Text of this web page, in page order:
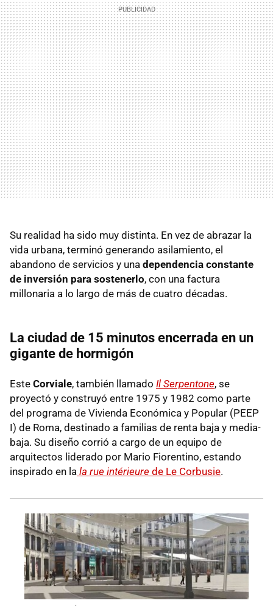
Su realidad ha sido muy distinta. En vez de abrazar la
vida urbana, terminó generando asilamiento, el
abandono de servicios y una dependencia constante
de inversión para sostenerlo, con una factura
millonaria a lo largo de más de cuatro décadas.
La ciudad de 15 minutos encerrada en un
gigante de hormigón
Este Corviale, también llamado Il Serpentone, se
proyectó y construyó entre 1975 y 1982 como parte
del programa de Vivienda Económica y Popular (PEEP
I) de Roma, destinado a familias de renta baja y media-
baja. Su diseño corrió a cargo de un equipo de
arquitectos liderado por Mario Fiorentino, estando
inspirado en la la rue intérieure de Le Corbusie.